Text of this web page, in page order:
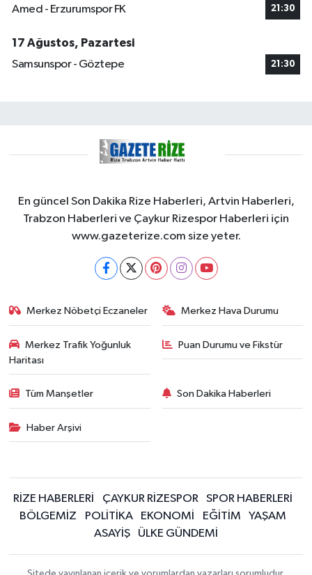
Amed - Erzurumspor FK 21:30
17 Ağustos, Pazartesi
Samsunspor - Göztepe
21:30
En güncel Son Dakika Rize Haberleri, Artvin Haberleri,
Trabzon Haberleri ve Çaykur Rizespor Haberleri için
www.gazeterize.com size yeter.
Merkez Nöbetçi Eczaneler Merkez Hava Durumu
Merkez Trafik Yoğunluk
Haritası
Puan Durumu ve Fikstür
Tüm Manşetler Son Dakika Haberleri
Haber Arşivi
RİZE HABERLERİ ÇAYKUR RİZESPOR
SPOR HABERLERİ
BÖLGEMİZ
POLİTİKA EKONOMİ EĞİTİM
YAŞAM
ASAYİŞ
ÜLKE GÜNDEMİ